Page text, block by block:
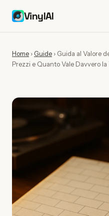
VinylAI
Home › Guide › Guida al Valore
Prezzi e Quanto Vale Davvero